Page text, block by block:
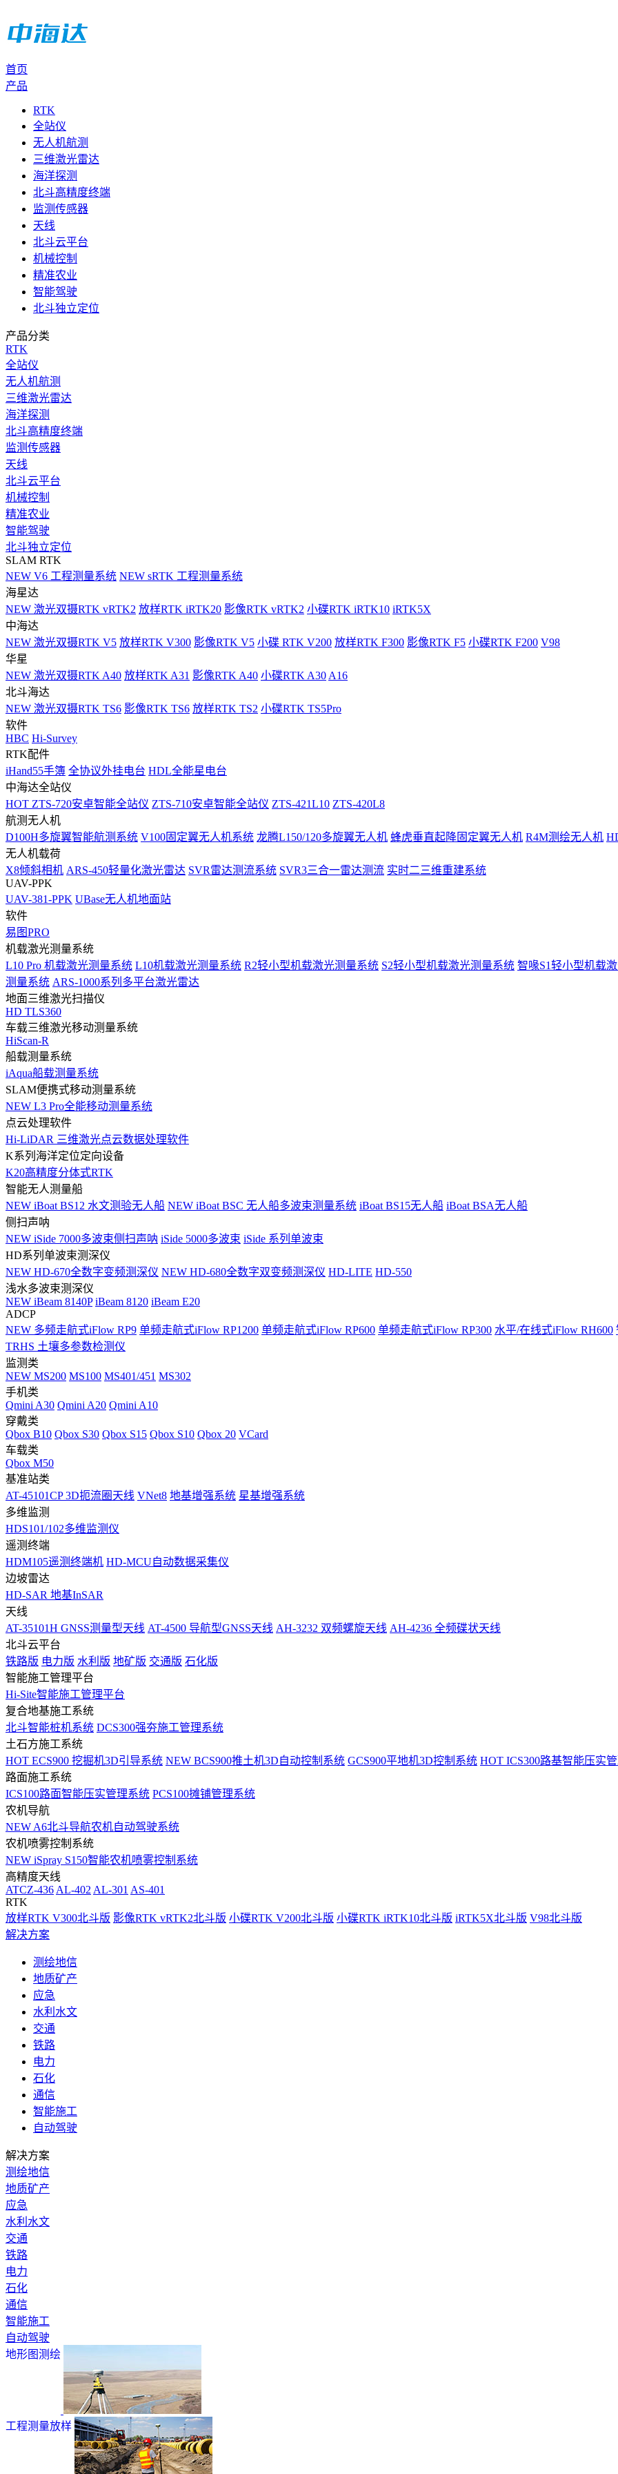
首页
产品
RTK
全站仪
无人机航测
三维激光雷达
海洋探测
北斗高精度终端
监测传感器
天线
北斗云平台
机械控制
精准农业
智能驾驶
北斗独立定位
产品分类
RTK
全站仪
无人机航测
三维激光雷达
海洋探测
北斗高精度终端
监测传感器
天线
北斗云平台
机械控制
精准农业
智能驾驶
北斗独立定位
SLAM RTK
NEW V6 工程测量系统 NEW sRTK 工程测量系统
海星达
NEW 激光双摄RTK vRTK2 放样RTK iRTK20 影像RTK vRTK2 小碟RTK iRTK10 iRTK5X
中海达
NEW 激光双摄RTK V5 放样RTK V300 影像RTK V5 小碟 RTK V200 放样RTK F300 影像RTK F5 小碟RTK F200 V98
华星
NEW 激光双摄RTK A40 放样RTK A31 影像RTK A40 小碟RTK A30 A16
北斗海达
NEW 激光双摄RTK TS6 影像RTK TS6 放样RTK TS2 小碟RTK TS5Pro
软件
HBC Hi-Survey
RTK配件
iHand55手簿 全协议外挂电台 HDL全能星电台
中海达全站仪
HOT ZTS-720安卓智能全站仪 ZTS-710安卓智能全站仪 ZTS-421L10 ZTS-420L8
航测无人机
D100H多旋翼智能航测系统 V100固定翼无人机系统 龙腾L150/120多旋翼无人机 蜂虎垂直起降固定翼无人机 R4M测绘无人机
无人机载荷
X8倾斜相机 ARS-450轻量化激光雷达 SVR雷达测流系统 SVR3三合一雷达测流 实时二三维重建系统
UAV-PPK
UAV-381-PPK UBase无人机地面站
软件
易图PRO
机载激光测量系统
L10 Pro 机载激光测量系统 L10机载激光测量系统 R2轻小型机载激光测量系统 S2轻小型机载激光测量系统 智喙S1轻小型机载
测量系统 ARS-1000系列多平台激光雷达
地面三维激光扫描仪
HD TLS360
车载三维激光移动测量系统
HiScan-R
船载测量系统
iAqua船载测量系统
SLAM便携式移动测量系统
NEW L3 Pro全能移动测量系统
点云处理软件
Hi-LiDAR 三维激光点云数据处理软件
K系列海洋定位定向设备
K20高精度分体式RTK
智能无人测量船
NEW iBoat BS12 水文测验无人船 NEW iBoat BSC 无人船多波束测量系统 iBoat BS15无人船 iBoat BSA无人船
侧扫声呐
NEW iSide 7000多波束侧扫声呐 iSide 5000多波束 iSide 系列单波束
HD系列单波束测深仪
NEW HD-670全数字变频测深仪 NEW HD-680全数字双变频测深仪 HD-LITE HD-550
浅水多波束测深仪
NEW iBeam 8140P iBeam 8120 iBeam E20
ADCP
NEW 多频走航式iFlow RP9 单频走航式iFlow RP1200 单频走航式iFlow RP600 单频走航式iFlow RP300 水平/在线式iFlow RH600
TRHS 土壤多参数检测仪
监测类
NEW MS200 MS100 MS401/451 MS302
手机类
Qmini A30 Qmini A20 Qmini A10
穿戴类
Qbox B10 Qbox S30 Qbox S15 Qbox S10 Qbox 20 VCard
车载类
Qbox M50
基准站类
AT-45101CP 3D扼流圈天线 VNet8 地基增强系统 星基增强系统
多维监测
HDS101/102多维监测仪
遥测终端
HDM105遥测终端机 HD-MCU自动数据采集仪
边坡雷达
HD-SAR 地基InSAR
天线
AT-35101H GNSS测量型天线 AT-4500 导航型GNSS天线 AH-3232 双频螺旋天线 AH-4236 全频碟状天线
北斗云平台
铁路版 电力版 水利版 地矿版 交通版 石化版
智能施工管理平台
Hi-Site智能施工管理平台
复合地基施工系统
北斗智能桩机系统 DCS300强夯施工管理系统
土石方施工系统
HOT ECS900 挖掘机3D引导系统 NEW BCS900推土机3D自动控制系统 GCS900平地机3D控制系统 HOT ICS300路基智能压实
路面施工系统
ICS100路面智能压实管理系统 PCS100摊铺管理系统
农机导航
NEW A6北斗导航农机自动驾驶系统
农机喷雾控制系统
NEW iSpray S150智能农机喷雾控制系统
高精度天线
ATCZ-436 AL-402 AL-301 AS-401
RTK
放样RTK V300北斗版 影像RTK vRTK2北斗版 小碟RTK V200北斗版 小碟RTK iRTK10北斗版 iRTK5X北斗版 V98北斗版
解决方案
测绘地信
地质矿产
应急
水利水文
交通
铁路
电力
石化
通信
智能施工
自动驾驶
解决方案
测绘地信
地质矿产
应急
水利水文
交通
铁路
电力
石化
通信
智能施工
自动驾驶
地形图测绘
工程测量放样